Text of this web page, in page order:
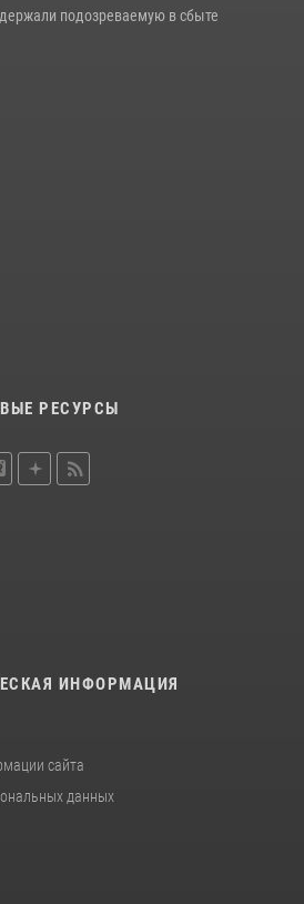
подозреваемую в сбыте
РЕСУРСЫ
ИНФОРМАЦИЯ
сайта
данных